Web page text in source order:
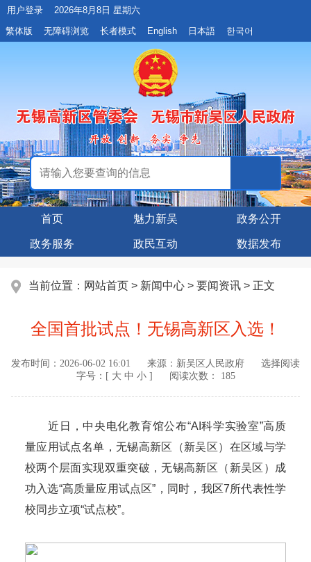
用户登录
2026年8月8日 星期六
繁体版
无障碍浏览 长者模式 English 日本語 한국어
首页 魅力新吴 政务公开
政务服务 政民互动 数据发布
当前位置： 网站首页 > 新闻中心 > 要闻资讯 > 正文
全国首批试点！无锡高新区入选！
发布时间： 2026-06-02 16:01 来源： 新吴区人民政府
选择阅读
字号：[ 大 中 小] 阅读次数： 185
近日，中央电化教育馆公布“AI科学实验室”高质
量应用试点名单，无锡高新区（新吴区）在区域与学
校两个层面实现双重突破，无锡高新区（新吴区）成
功入选“高质量应用试点区”，同时，我区7所代表性学
校同步立项“试点校”。